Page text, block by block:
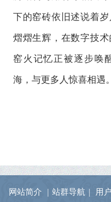
下的窑砖依旧述说着
熠熠生辉，在数字技
窑火记忆正被逐步唤
海，与更多人惊喜相遇。
网站简介 站群导航 用